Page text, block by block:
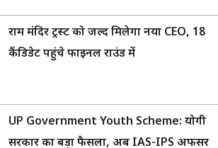
राम मंदिर ट्रस्ट को जल्द मिलेगा नया CEO, 18
कैंडिडेट पहुंचे फाइनल राउंड में
UP Government Youth Scheme: योगी
सरकार का बड़ा फैसला, अब IAS-IPS अफसर